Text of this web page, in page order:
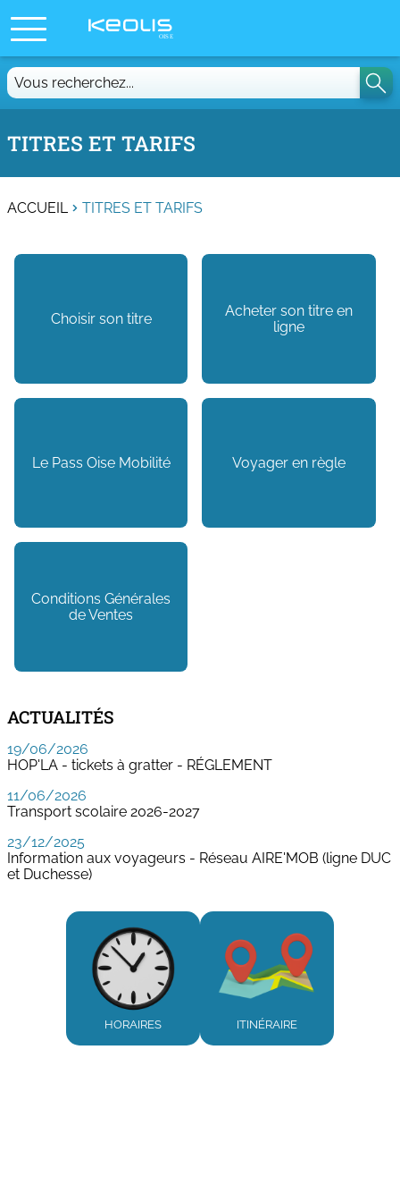
Vous
recherchez...
TITRES ET TARIFS
ACCUEIL TITRES ET TARIFS
Choisir son titre
Acheter son titre en
ligne
Le Pass Oise Mobilité Voyager en règle
Conditions Générales
de Ventes
ACTUALITÉS
19/06/2026
HOP'LA - tickets à gratter - RÉGLEMENT
11/06/2026
Transport scolaire 2026-2027
23/12/2025
Information aux voyageurs - Réseau AIRE'MOB (ligne DUC
et Duchesse)
HORAIRES ITINÉRAIRE